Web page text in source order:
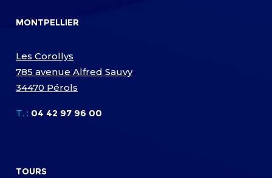
MONTPELLIER
Les Corollys
785 avenue Alfred Sauvy
34470 Pérols
T. : 04 42 97 96 00
TOURS